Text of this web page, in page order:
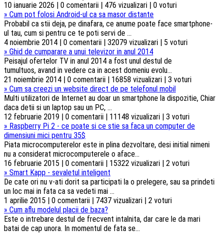
10 ianuarie 2026 | 0 comentarii | 476 vizualizari | 0 voturi
» Cum pot folosi Android-ul ca sa masor distante
Probabil ca stii deja, pe dinafara, ce anume poate face smartphone-
ul tau, cum si pentru ce te poti servi de ...
4 noiembrie 2014 | 0 comentarii | 32079 vizualizari | 5 voturi
» Ghid de cumparare a unui televizor in anul 2014
Peisajul ofertelor TV in anul 2014 a fost unul destul de
tumultuos, avand in vedere ca in acest domeniu evolu...
21 noiembrie 2014 | 0 comentarii | 16858 vizualizari | 3 voturi
» Cum sa creezi un website direct de pe telefonul mobil
Multi utilizatori de Internet au doar un smartphone la dispozitie, Chiar
daca detii si un laptop sau un PC, ...
12 februarie 2019 | 0 comentarii | 11148 vizualizari | 3 voturi
» Raspberry Pi 2 - ce poate si ce stie sa faca un computer de
dimensiuni mici pentru 35$
Piata microcomputerelor este in plina dezvoltare, desi initial nimeni
nu a considerat microcomputerele o aface...
16 februarie 2015 | 0 comentarii | 15322 vizualizari | 2 voturi
» Smart Kapp - sevaletul inteligent
De cate ori nu v-ati dorit sa participati la o prelegere, sau sa prindeti
un loc mai in fata ca sa vedeti mai ...
1 aprilie 2015 | 0 comentarii | 7437 vizualizari | 2 voturi
» Cum aflu modelul placii de baza?
Este o intrebare destul de frecvent intalnita, dar care le da mari
batai de cap unora. In momentul de fata se...